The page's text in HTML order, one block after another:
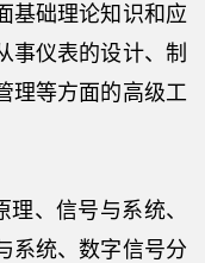
基础理论知识和应
事仪表的设计、制
理等方面的高级工
、信号与系统、
系统、数字信号分